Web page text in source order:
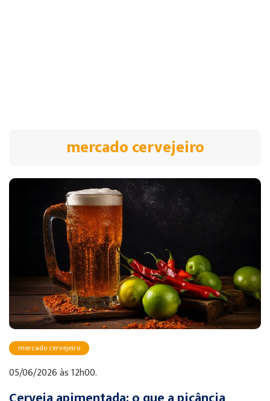
mercado cervejeiro
mercado cervejeiro
05/06/2026 às 12h00.